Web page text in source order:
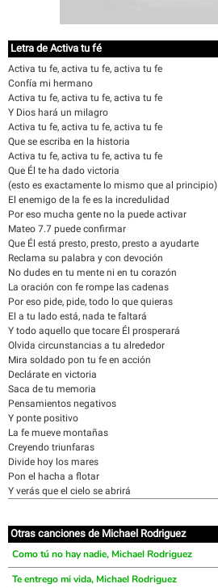
Letra de Activa tu fé
Activa tu fe, activa tu fe, activa tu fe
Confía mi hermano
Activa tu fe, activa tu fe, activa tu fe
Y Dios hará un milagro
Activa tu fe, activa tu fe, activa tu fe
Que se escriba en la historia
Activa tu fe, activa tu fe, activa tu fe
Que Él te ha dado victoria
(esto es exactamente lo mismo que al principio)
El enemigo de la fe es la incredulidad
Por eso mucha gente no la puede activar
Mateo 7.7 puede confirmar
Que Él está presto, presto, presto a ayudarte
Reclama su palabra y con devoción
No dudes en tu mente ni en tu corazón
La oración con fe rompe las cadenas
Por eso pide, pide, todo lo que quieras
El a tu lado está, nada te faltará
Y todo aquello que tocare Él prosperará
Olvida circunstancias a tu alrededor
Mira soldado pon tu fe en acción
Declárate en victoria
Saca de tu memoria
Pensamientos negativos
Y ponte positivo
La fe mueve montañas
Creyendo triunfaras
Divide hoy los mares
Pon el hacha a flotar
Y verás que el cielo se abrirá
Otras canciones de Michael Rodriguez
Como tú no hay nadie, Michael Rodriguez
Te entrego mi vida, Michael Rodriguez